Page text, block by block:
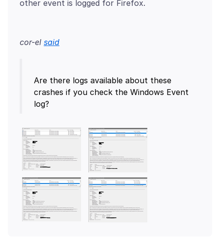
cor-el said
Are there logs available about these
crashes if you check the Windows Event